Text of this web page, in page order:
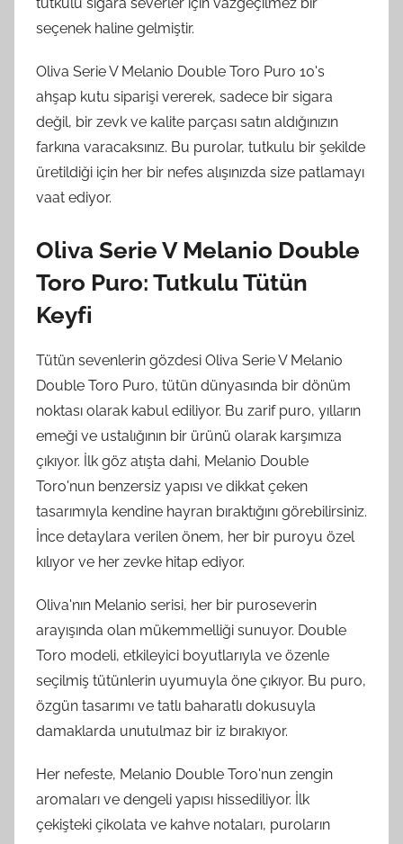
seçenek haline gelmiştir.
Oliva Serie V Melanio Double Toro Puro 10's
ahşap kutu siparişi vererek, sadece bir sigara
değil, bir zevk ve kalite parçası satın aldığınızın
farkına varacaksınız. Bu purolar, tutkulu bir şekilde
üretildiği için her bir nefes alışınızda size patlamayı
vaat ediyor.
Oliva Serie V Melanio Double
Toro Puro: Tutkulu Tütün
Keyfi
Tütün sevenlerin gözdesi Oliva Serie V Melanio
Double Toro Puro, tütün dünyasında bir dönüm
noktası olarak kabul ediliyor. Bu zarif puro, yılların
emeği ve ustalığının bir ürünü olarak karşımıza
çıkıyor. İlk göz atışta dahi, Melanio Double
Toro'nun benzersiz yapısı ve dikkat çeken
tasarımıyla kendine hayran bıraktığını görebilirsiniz.
İnce detaylara verilen önem, her bir puroyu özel
kılıyor ve her zevke hitap ediyor.
Oliva'nın Melanio serisi, her bir puroseverin
arayışında olan mükemmelliği sunuyor. Double
Toro modeli, etkileyici boyutlarıyla ve özenle
seçilmiş tütünlerin uyumuyla öne çıkıyor. Bu puro,
özgün tasarımı ve tatlı baharatlı dokusuyla
damaklarda unutulmaz bir iz bırakıyor.
Her nefeste, Melanio Double Toro'nun zengin
aromaları ve dengeli yapısı hissediliyor. İlk
çekişteki çikolata ve kahve notaları, puroların